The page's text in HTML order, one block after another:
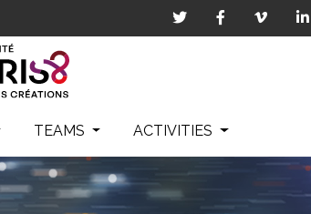
TEAMS ACTIVITIES